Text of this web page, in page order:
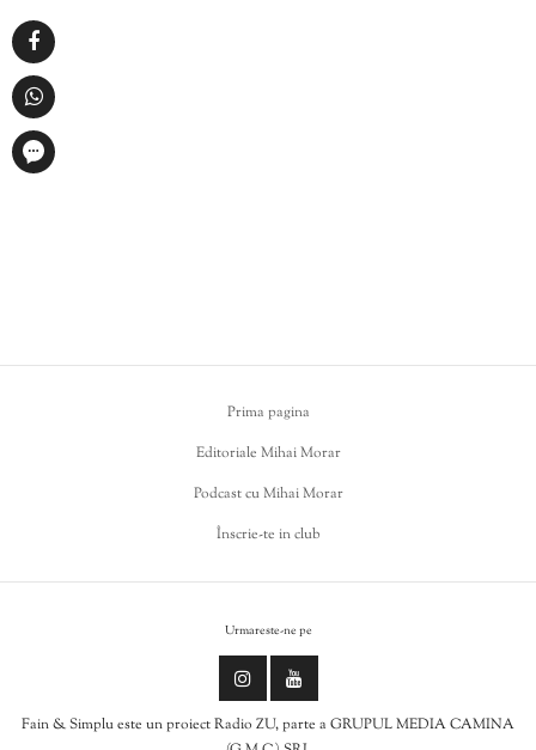
Prima pagina
Editoriale Mihai Morar
Podcast cu Mihai Morar
Înscrie-te in club
Urmareste-ne pe
Fain & Simplu este un proiect Radio ZU, parte a GRUPUL MEDIA CAMINA